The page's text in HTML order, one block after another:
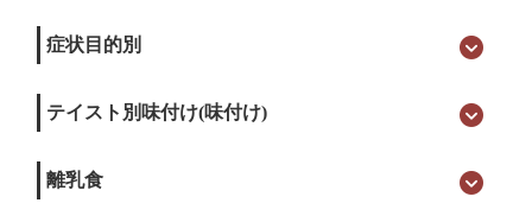
症状目的別
テイスト別味付け(味付け)
離乳食